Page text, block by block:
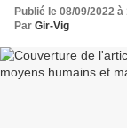
Publié le 08/09/2022 à
Par Gir-Vig